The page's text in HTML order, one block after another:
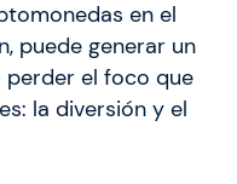
en el
puede generar un
perder el foco que
la diversión y el